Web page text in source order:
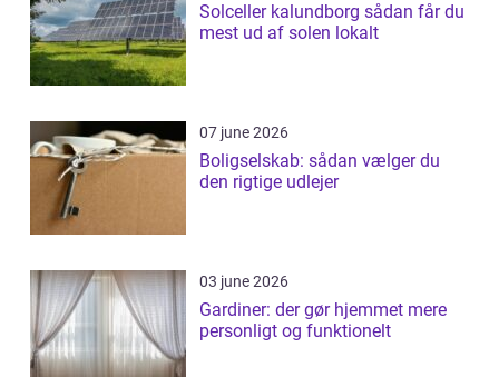
Solceller kalundborg sådan får du
mest ud af solen lokalt
07 june 2026
Boligselskab: sådan vælger du
den rigtige udlejer
03 june 2026
Gardiner: der gør hjemmet mere
personligt og funktionelt